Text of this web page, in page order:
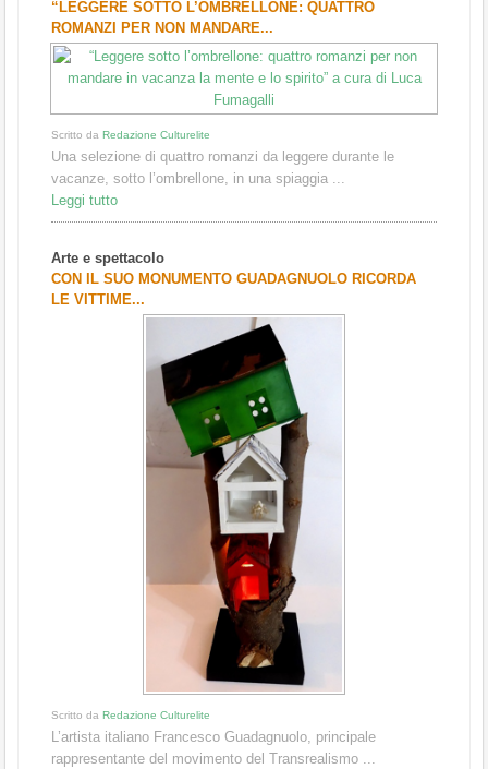
“LEGGERE SOTTO L’OMBRELLONE: QUATTRO
ROMANZI PER NON MANDARE...
Scritto da Redazione Culturelite
Una selezione di quattro romanzi da leggere durante le
vacanze, sotto l’ombrellone, in una spiaggia ...
Leggi tutto
Arte e spettacolo
CON IL SUO MONUMENTO GUADAGNUOLO RICORDA
LE VITTIME...
Scritto da Redazione Culturelite
L’artista italiano Francesco Guadagnuolo, principale
rappresentante del movimento del Transrealismo ...